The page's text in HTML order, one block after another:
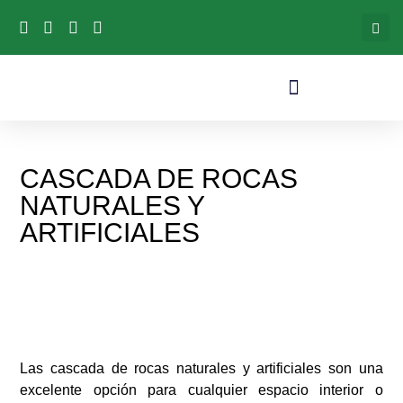
CASCADA DE ROCAS
NATURALES Y
ARTIFICIALES
Las cascada de rocas naturales y artificiales son una
excelente opción para cualquier espacio interior o